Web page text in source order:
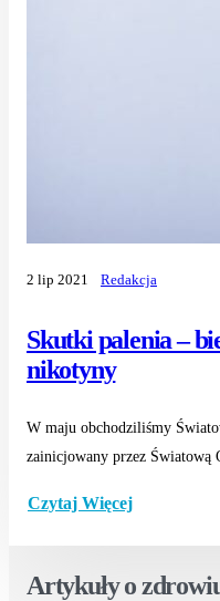
Skutki palenia –
nikotyny
2 lip 2021 Redakcja
W maju obchodziliśmy
zainicjowany przez Światową
Czytaj Więcej
Artykuły o